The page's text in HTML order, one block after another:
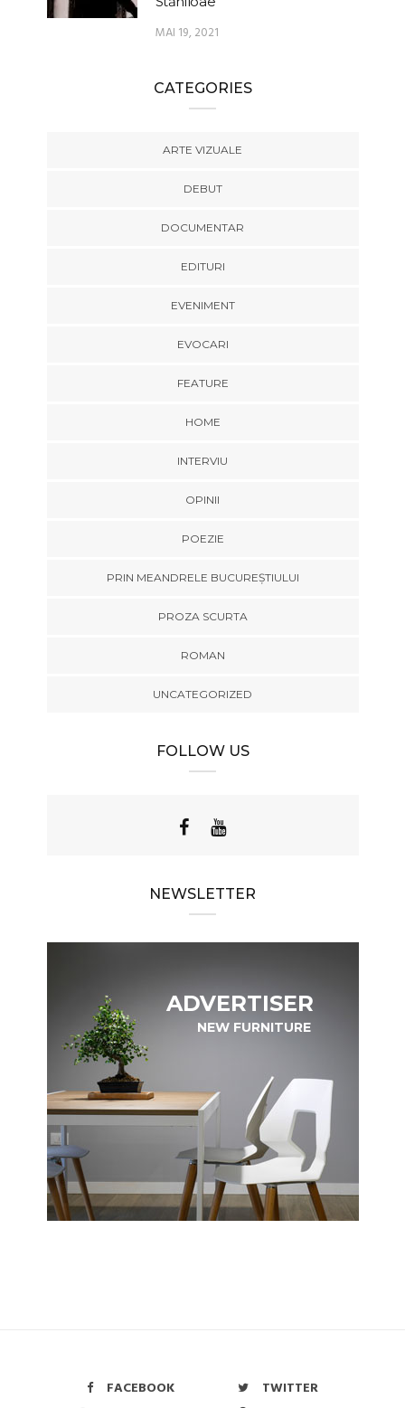
MAI 19, 2021
CATEGORIES
ARTE VIZUALE
DEBUT
DOCUMENTAR
EDITURI
EVENIMENT
EVOCARI
FEATURE
HOME
INTERVIU
OPINII
POEZIE
PRIN MEANDRELE BUCUREȘTIULUI
PROZA SCURTA
ROMAN
UNCATEGORIZED
FOLLOW US
NEWSLETTER
ADVERTISER
NEW FURNITURE
FACEBOOK
TWITTER